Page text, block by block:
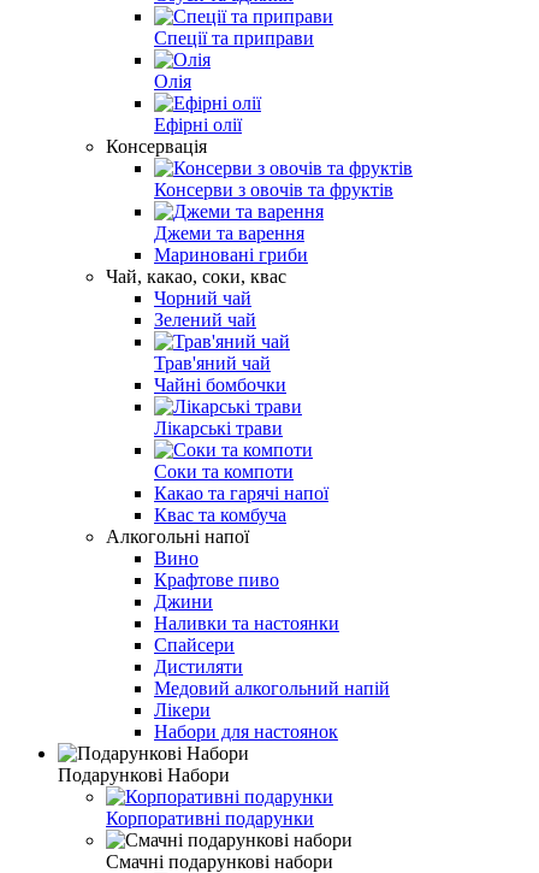
Спеції та приправи
Олія
Ефірні олії
Консервація
Консерви з овочів та фруктів
Джеми та варення
Мариновані гриби
Чай, какао, соки, квас
Чорний чай
Зелений чай
Трав'яний чай
Чайні бомбочки
Лікарські трави
Соки та компоти
Какао та гарячі напої
Квас та комбуча
Алкогольні напої
Вино
Крафтове пиво
Джини
Наливки та настоянки
Спайсери
Дистиляти
Медовий алкогольний напій
Лікери
Набори для настоянок
Подарункові Набори
Корпоративні подарунки
Смачні подарункові набори